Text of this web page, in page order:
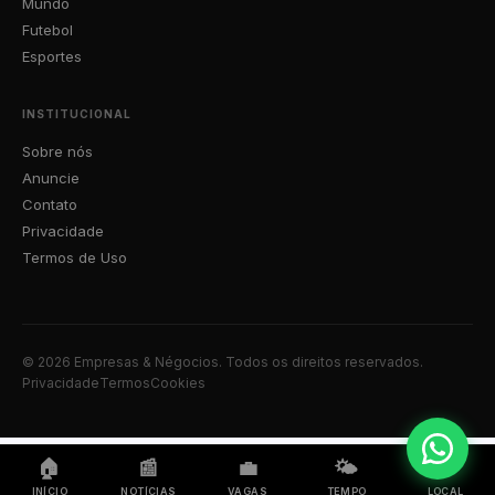
🏠
INÍCIO
📰
NOTÍCIAS
💼
VAGAS
🌤️
TEMPO
📍
LOCAL
Futebol
Esportes
INSTITUCIONAL
Sobre nós
Anuncie
Contato
Privacidade
Termos de Uso
© 2026 Empresas & Négocios. Todos os direitos reservados.
PrivacidadeTermosCookies